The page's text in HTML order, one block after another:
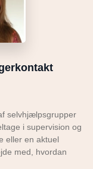
selvhjælpsgrupper
i supervision og
eller en aktuel
med, hvordan